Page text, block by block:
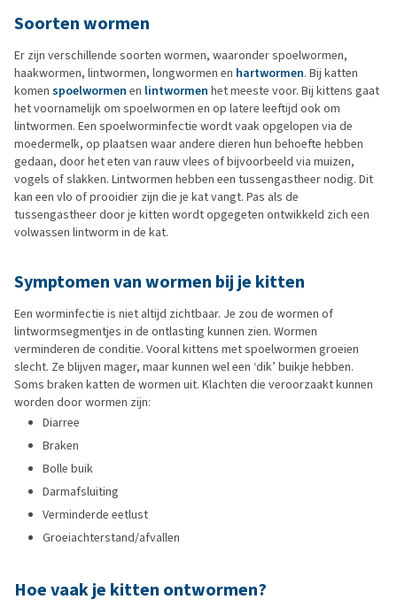
Soorten wormen
Er zijn verschillende soorten wormen, waaronder spoelwormen,
haakwormen, lintwormen, longwormen en hartwormen. Bij katten
komen spoelwormen en lintwormen het meeste voor. Bij kittens gaat
het voornamelijk om spoelwormen en op latere leeftijd ook om
lintwormen. Een spoelworminfectie wordt vaak opgelopen via de
moedermelk, op plaatsen waar andere dieren hun behoefte hebben
gedaan, door het eten van rauw vlees of bijvoorbeeld via muizen,
vogels of slakken. Lintwormen hebben een tussengastheer nodig. Dit
kan een vlo of prooidier zijn die je kat vangt. Pas als de
tussengastheer door je kitten wordt opgegeten ontwikkeld zich een
volwassen lintworm in de kat.
Symptomen van wormen bij je kitten
Een worminfectie is niet altijd zichtbaar. Je zou de wormen of
lintwormsegmentjes in de ontlasting kunnen zien. Wormen
verminderen de conditie. Vooral kittens met spoelwormen groeien
slecht. Ze blijven mager, maar kunnen wel een ‘dik’ buikje hebben.
Soms braken katten de wormen uit. Klachten die veroorzaakt kunnen
worden door wormen zijn:
Diarree
Braken
Bolle buik
Darmafsluiting
Verminderde eetlust
Groeiachterstand/afvallen
Hoe vaak je kitten ontwormen?